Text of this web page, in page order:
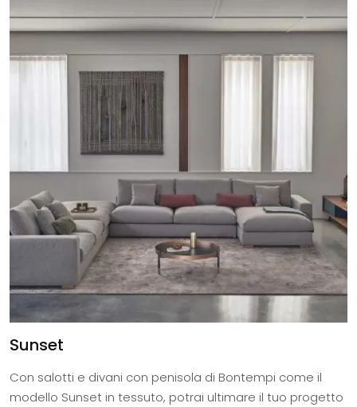
Sunset
Con salotti e divani con penisola di Bontempi come il
modello Sunset in tessuto, potrai ultimare il tuo progetto